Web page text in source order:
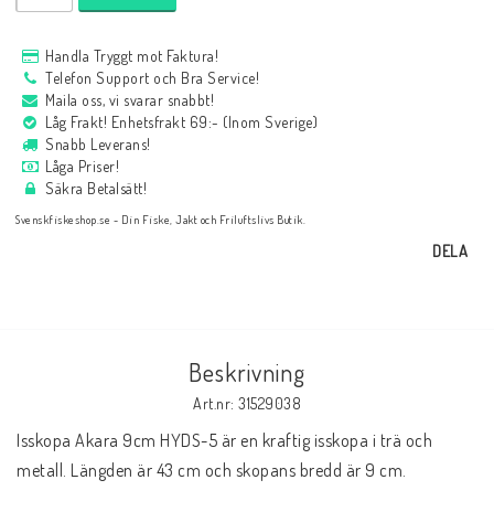
Handla Tryggt mot Faktura!
Telefon Support och Bra Service!
Maila oss, vi svarar snabbt!
Låg Frakt! Enhetsfrakt 69:- (Inom Sverige)
Snabb Leverans!
Låga Priser!
Säkra Betalsätt!
Svenskfiskeshop.se - Din Fiske, Jakt och Friluftslivs Butik.
DELA
Beskrivning
Art.nr: 31529038
Isskopa Akara 9cm HYDS-5 är en kraftig isskopa i trä och
metall. Längden är 43 cm och skopans bredd är 9 cm.